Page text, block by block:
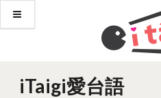
iTaigi愛台語